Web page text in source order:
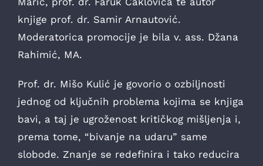
knjige prof. dr. Samir Arnautović.
Moderatorica promocije je bila v. ass. Džana
Rahimić, MA.
Prof. dr. Mišo Kulić je govorio o ozbiljnosti
jednog od ključnih problema kojima se knjiga
bavi, a taj je ugroženost kritičkog mišljenja i,
prema tome, “bivanje na udaru” same
slobode. Znanje se redefinira i tako reducira